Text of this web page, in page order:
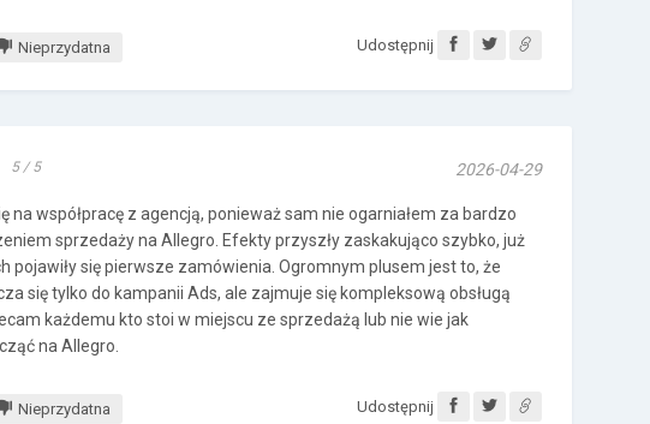
Nieprzydatna Udostępnij
5 / 5 2026-04-29
na współpracę z agencją, ponieważ sam nie ogarniałem za bardzo
sprzedaży na Allegro. Efekty przyszły zaskakująco szybko, już
pojawiły się pierwsze zamówienia. Ogromnym plusem jest to, że
się tylko do kampanii Ads, ale zajmuje się kompleksową obsługą
każdemu kto stoi w miejscu ze sprzedażą lub nie wie jak
na Allegro.
Nieprzydatna Udostępnij